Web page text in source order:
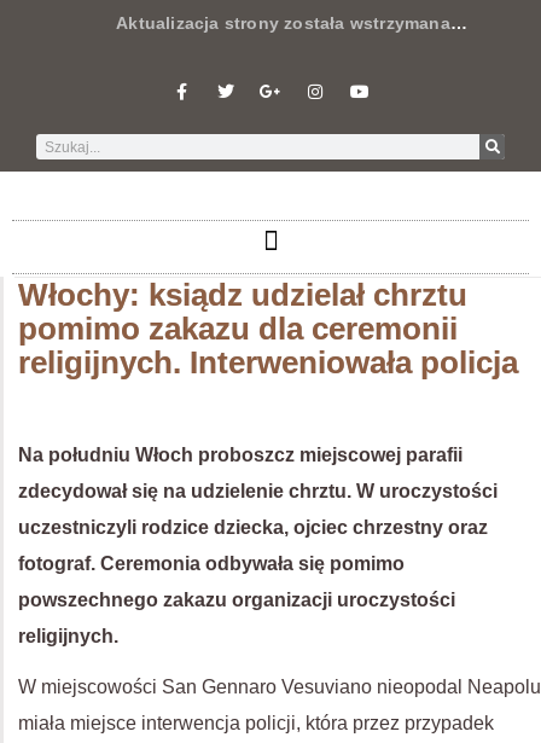
Aktualizacja strony została wstrzymana…
Włochy: ksiądz udzielał chrztu
pomimo zakazu dla ceremonii
religijnych. Interweniowała policja
Na południu Włoch proboszcz miejscowej parafii
zdecydował się na udzielenie chrztu. W uroczystości
uczestniczyli rodzice dziecka, ojciec chrzestny oraz
fotograf. Ceremonia odbywała się pomimo
powszechnego zakazu organizacji uroczystości
religijnych.
W miejscowości San Gennaro Vesuviano nieopodal Neapolu
miała miejsce interwencja policji, która przez przypadek